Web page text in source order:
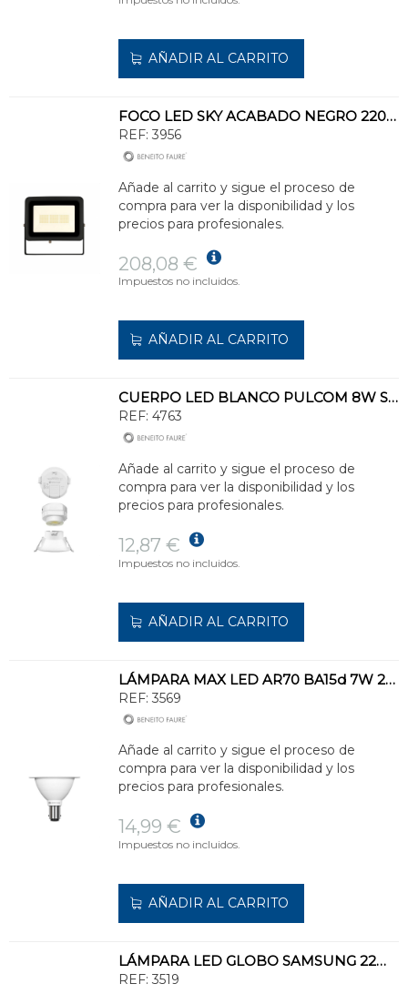
AÑADIR AL CARRITO
FOCO LED SKY ACABADO NEGRO 220V 150W 2200K
REF: 3956
Añade al carrito y sigue el proceso de
compra para ver la disponibilidad y los
precios para profesionales.
208,08 €
Impuestos no incluidos.
AÑADIR AL CARRITO
CUERPO LED BLANCO PULCOM 8W SWICHT
REF: 4763
Añade al carrito y sigue el proceso de
compra para ver la disponibilidad y los
precios para profesionales.
12,87 €
Impuestos no incluidos.
AÑADIR AL CARRITO
LÁMPARA MAX LED AR70 BA15d 7W 24° 2700K
REF: 3569
Añade al carrito y sigue el proceso de
compra para ver la disponibilidad y los
precios para profesionales.
14,99 €
Impuestos no incluidos.
AÑADIR AL CARRITO
LÁMPARA LED GLOBO SAMSUNG 22W E27 3000K
REF: 3519